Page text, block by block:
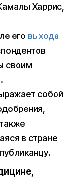
Харрис,
его выхода
своим
собой
в стране